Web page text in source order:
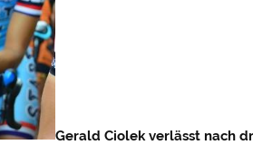
Gerald Ciolek verlässt nach